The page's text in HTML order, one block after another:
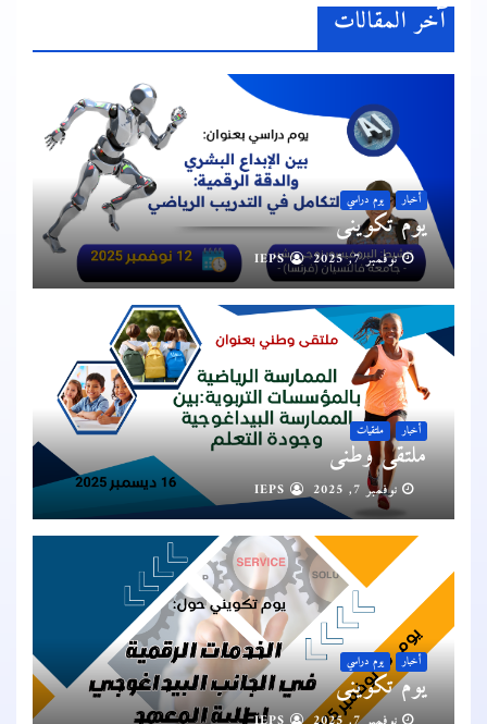
آخر المقالات
أخبار يوم دراسي
يوم تكويني
نوفمبر 7, 2025 IEPS
أخبار ملتقيات
ملتقى وطني
نوفمبر 7, 2025
أخبار يوم دراسي
يوم تكويني